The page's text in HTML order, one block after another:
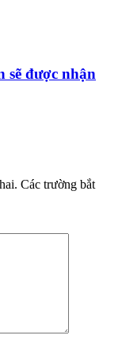
sẽ được nhận
Các trường bắt